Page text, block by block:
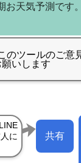
お天気予測です。
共有